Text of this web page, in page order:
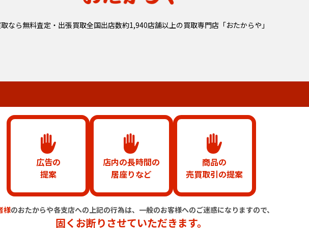
取なら無料査定・出張買取全国出店数約1,940店舗以上の買取専門店「おたからや」
広告の
提案
店内の長時間の
居座りなど
商品の
売買取引の提案
様のおたからや各支店への上記の行為は、 一般のお客様へのご迷惑になりますので、
固くお断りさせていただきます。